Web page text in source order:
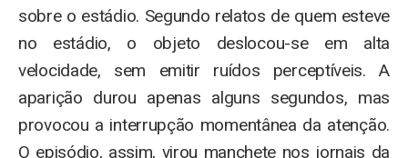
sobre o estádio. Segundo relatos de quem esteve
no estádio, o objeto deslocou-se em alta
velocidade, sem emitir ruídos perceptíveis. A
aparição durou apenas alguns segundos, mas
provocou a interrupção momentânea da atenção.
O episódio, assim, virou manchete nos jornais da